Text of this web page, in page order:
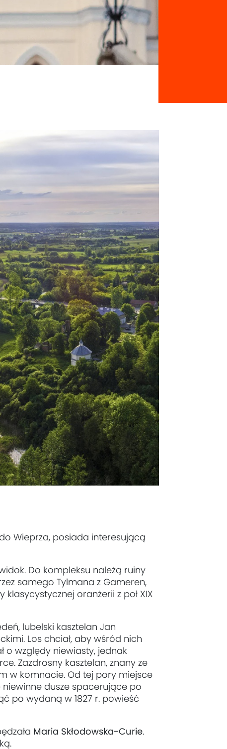
Wieprza, posiada interesującą
Do kompleksu należą ruiny
samego Tylmana z Gameren,
oranżerii z poł XIX
lubelski kasztelan Jan
Los chciał, aby wśród nich
o względy niewiasty, jednak
Zazdrosny kasztelan, znany ze
w komnacie. Od tej pory miejsce
niewinne dusze spacerujące po
po wydaną w 1827 r. powieść
Maria Skłodowska-Curie.